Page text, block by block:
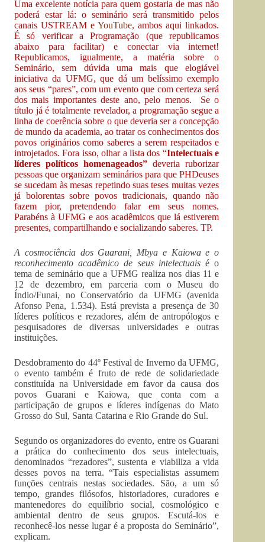
Uma excelente notícia para quem gostaria de mas não
poderá estar lá: o seminário será transmitido pelos
canaisUSTREAM eYouTube, ambos aqui linkados.
É só verificar a Programação (que republicamos
abaixo para facilitar) e conectar via internet!
Republicamos, igualmente, a matéria sobre o
Seminário, sem dúvida uma mais que elogiável
iniciativa da UFMG, que dá um belíssimo exemplo
aos seus “pares”, com um evento que com certeza será
dos mais importantes deste ano, pelo menos. Se o
título já é totalmente revelador, a programação segue a
linha de coerência sobre o que deveria ser a concepção
de mundo da academia, ao tratar os conhecimentos dos
povos originários como saberes a serem respeitados e
introjetados. Fora isso, olhar a lista dos “Intelectuais e
líderes políticos homenageados” deveria ruborizar
pessoas que organizam seminários para que PHDeuses
se sucedam às mesas repetindo suas teses muitas vezes
já bolorentas sobre povos tradicionais, quando não
fazem pior, pretendendo falar em seus nomes.
Parabéns à UFMG e aos acadêmicos que lá estiverem
presentes, compartilhando e socializando saberes. TP.
A cosmociência dos Guarani, Mbya e Kaiowa e o
reconhecimento acadêmico de seus intelectuaisé o
tema de seminário que a UFMG realiza nos dias 11 e
12 de dezembro, em parceria com o Museu do
Índio/Funai, no Conservatório da UFMG (avenida
Afonso Pena, 1.534). Está prevista a presença de 30
líderes políticos e rezadores, além de antropólogos e
pesquisadores de diversas universidades e outras
instituições.
Desdobramento do 44º Festival de Inverno da UFMG,
o evento também é fruto de rede de solidariedade
constituída na Universidade em favor da causa dos
povos Guarani e Kaiowa, que conta com a
participação de grupos e líderes indígenas do Mato
Grosso do Sul, Santa Catarina e Rio Grande do Sul.
Segundo os organizadores do evento, entre os Guarani
a prática do conhecimento dos seus intelectuais,
denominados “rezadores”, sustenta e viabiliza a vida
desses povos na terra. “Tais especialistas assumem
funções centrais nestas sociedades. São, a um só
tempo, grandes filósofos, historiadores, curadores e
mantenedores do equilíbrio social, cosmológico e
ambiental dentro de seus grupos. Escutá-los e
reconhecê-los nesse lugar é a proposta do Seminário”,
explicam.